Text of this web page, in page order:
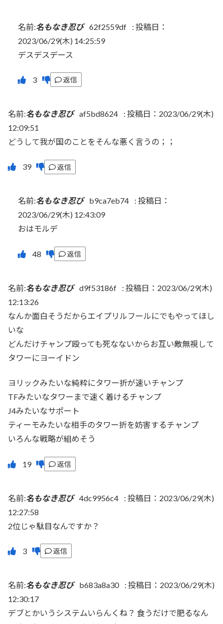
名前:名もなき忍び 62f2559df : 投稿日：
2023/06/29(木) 14:25:59
デスデスデース
返信
名前:名もなき忍び af5bd8624 : 投稿日：2023/06/29(木)
12:09:51
どうして我が国のことをそんな悪く言うの；；
返信
名前:名もなき忍び b9ca7eb74 : 投稿日：
2023/06/29(木) 12:43:09
おはモルデ
返信
名前:名もなき忍び d9f53186f : 投稿日：2023/06/29(木)
12:13:26
なんか面白そうだからエイプリルフールにでもやってほし
いな
どんだけチャンプ殴っても死なないからお互い敵無視して
タワーにヨーイドン
ヨリックみたいな純粋にタワー折が速いチャンプ
TFみたいなタワーまで速く着けるチャンプ
J4みたいなサポート
ティーモみたいな相手のタワー折を妨害するチャンプ
いろんな戦略が組めそう
返信
名前:名もなき忍び 4dc9956c4 : 投稿日：2023/06/29(木)
12:27:58
2位じゃ駄目なんですか？
返信
名前:名もなき忍び b683a8a30 : 投稿日：2023/06/29(木)
12:30:17
デブとかいうシステムいらんくね？ 食うだけで肥るなん